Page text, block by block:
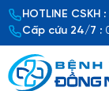
HOTLINE CSKH :
Cấp cứu 24/7 :